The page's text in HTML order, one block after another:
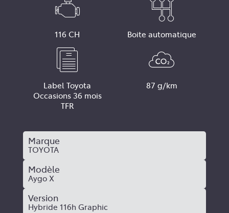
116 CH Boite automatique
Label Toyota
Occasions 36 mois
TFR
87 g/km
Marque
TOYOTA
Modèle
Aygo X
Version
Hybride 116h Graphic